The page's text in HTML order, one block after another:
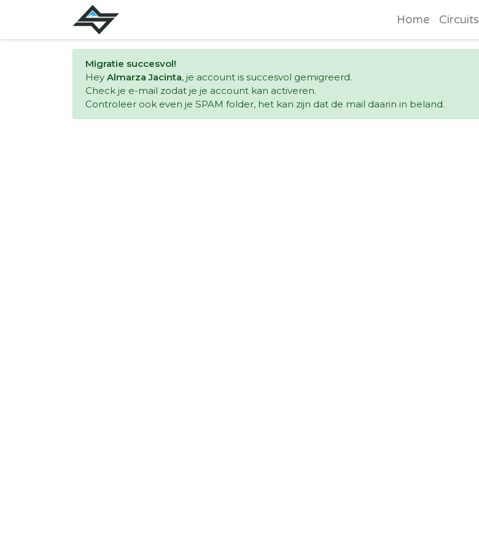
Home Circuits
Migratie succesvol!
Hey Almarza Jacinta, je account is succesvol gemigreerd.
Check je e-mail zodat je je account kan activeren.
Controleer ook even je SPAM folder, het kan zijn dat de mail daarin in beland.